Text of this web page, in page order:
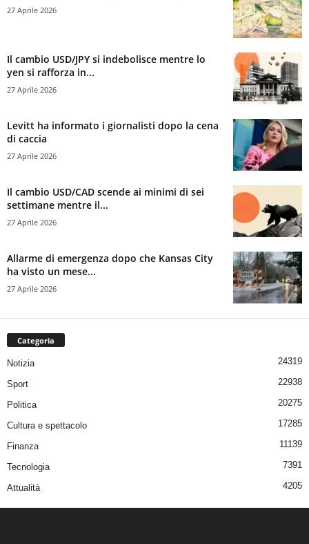
27 Aprile 2026
Il cambio USD/JPY si indebolisce mentre lo
yen si rafforza in...
27 Aprile 2026
Levitt ha informato i giornalisti dopo la cena
di caccia
27 Aprile 2026
Il cambio USD/CAD scende ai minimi di sei
settimane mentre il...
27 Aprile 2026
Allarme di emergenza dopo che Kansas City
ha visto un mese...
27 Aprile 2026
Categoria
Notizia 24319
Sport 22938
Politica 20275
Cultura e spettacolo 17285
Finanza 11139
Tecnologia 7391
Attualità 4205